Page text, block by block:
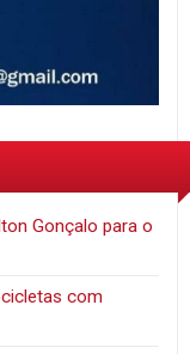
Gonçalo para o
com